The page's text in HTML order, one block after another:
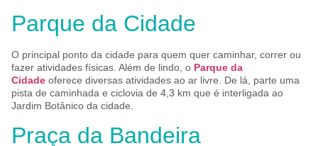
Parque da Cidade
O principal ponto da cidade para quem quer caminhar, correr ou
fazer atividades físicas. Além de lindo, o Parque da
Cidade oferece diversas atividades ao ar livre. De lá, parte uma
pista de caminhada e ciclovia de 4,3 km que é interligada ao
Jardim Botânico da cidade.
Praça da Bandeira